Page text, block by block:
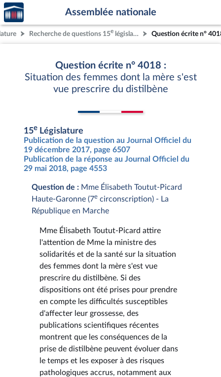
Aller au contenu
Aller en bas de la page
Accèder
à la
page
d'accueil
Assemblée nationale
Recherche de questions 15e législature Question écrite n°
Question écrite n° 4018 :
Situation des femmes dont la mère s'est
vue prescrire du distilbène
15e Législature
Publication de la question au Journal Officiel du
19 décembre 2017, page 6507
Publication de la réponse au Journal Officiel du
29 mai 2018, page 4553
Question de : Mme Élisabeth Toutut-Picard
Haute-Garonne (7e circonscription) - La
République en Marche
Mme Élisabeth Toutut-Picard attire
l'attention de Mme la ministre des
solidarités et de la santé sur la situation
des femmes dont la mère s'est vue
prescrire du distilbène. Si des
dispositions ont été prises pour prendre
en compte les difficultés susceptibles
d'affecter leur grossesse, des
publications scientifiques récentes
montrent que les conséquences de la
prise de distilbène peuvent évoluer dans
le temps et les exposer à des risques
pathologiques accrus, notamment aux